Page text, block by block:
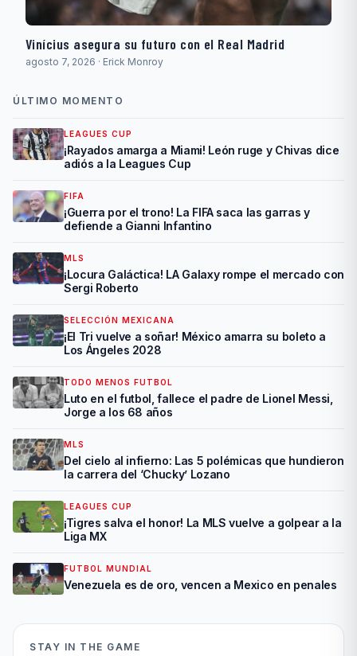
Vinícius asegura su futuro con el Real Madrid
agosto 7, 2026 · Erick Monroy
ÚLTIMO MOMENTO
LEAGUES CUP
¡Rayados amarga a Miami! León ruge y Chivas dice
adiós a la Leagues Cup
FIFA
¡Guerra por el trono! La FIFA saca las garras y
defiende a Gianni Infantino
MLS
¡Locura Galáctica! LA Galaxy rompe el mercado con
Sergi Roberto
SELECCIÓN MEXICANA
¡El Tri vuelve a soñar! México amarra su boleto a
Los Ángeles 2028
TODO MENOS FUTBOL
Luto en el futbol, fallece el padre de Lionel Messi,
Jorge a los 68 años
MLS
Del cielo al infierno: Las 5 polémicas que hundieron
la carrera del ‘Chucky’ Lozano
LEAGUES CUP
¡Tigres salva el honor! La MLS vuelve a golpear a la
Liga MX
FUTBOL MUNDIAL
Venezuela es de oro, vencen a Mexico en penales
STAY IN THE GAME